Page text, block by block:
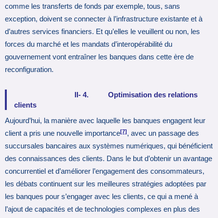
comme les transferts de fonds par exemple, tous, sans
exception, doivent se connecter à l’infrastructure existante et à
d’autres services financiers. Et qu’elles le veuillent ou non, les
forces du marché et les mandats d’interopérabilité du
gouvernement vont entraîner les banques dans cette ère de
reconfiguration.
II- 4. Optimisation des relations
clients
Aujourd’hui, la manière avec laquelle les banques engagent leur
client a pris une nouvelle importance[7], avec un passage des
succursales bancaires aux systèmes numériques, qui bénéficient
des connaissances des clients. Dans le but d’obtenir un avantage
concurrentiel et d’améliorer l’engagement des consommateurs,
les débats continuent sur les meilleures stratégies adoptées par
les banques pour s’engager avec les clients, ce qui a mené à
l’ajout de capacités et de technologies complexes en plus des